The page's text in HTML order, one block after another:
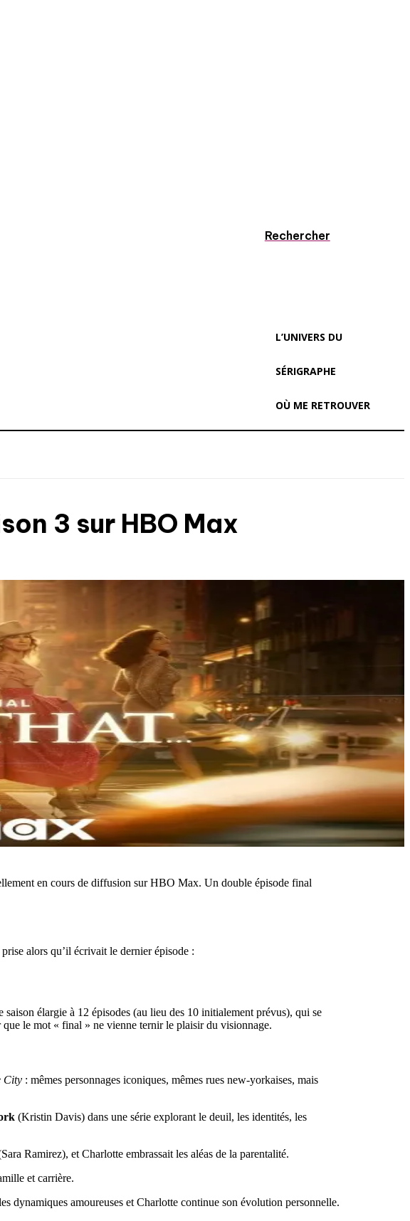
Rechercher
L’UNIVERS DU
SÉRIGRAPHE
OÙ ME RETROUVER
3 sur HBO Max
en cours de diffusion sur HBO Max. Un double épisode final
alors qu’il écrivait le dernier épisode :
élargie à 12 épisodes (au lieu des 10 initialement prévus), qui se
le mot « final » ne vienne ternir le plaisir du visionnage.
City : mêmes personnages iconiques, mêmes rues new-yorkaises, mais
(Kristin Davis) dans une série explorant le deuil, les identités, les
Ramirez), et Charlotte embrassait les aléas de la parentalité.
et carrière.
dynamiques amoureuses et Charlotte continue son évolution personnelle.